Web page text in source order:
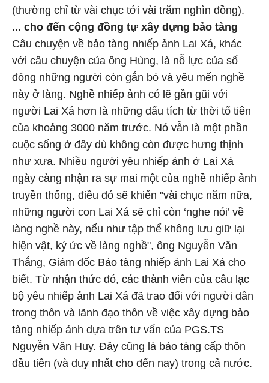
(thường chỉ từ vài chục tới vài trăm nghìn đồng).
... cho đến cộng đồng tự xây dựng bảo tàng
Câu chuyện về bảo tàng nhiếp ảnh Lai Xá, khác
với câu chuyện của ông Hùng, là nỗ lực của số
đông những người còn gắn bó và yêu mến nghề
này ở làng. Nghề nhiếp ảnh có lẽ gần gũi với
người Lai Xá hơn là những dấu tích từ thời tổ tiên
của khoảng 3000 năm trước. Nó vẫn là một phần
cuộc sống ở đây dù không còn được hưng thịnh
như xưa. Nhiều người yêu nhiếp ảnh ở Lai Xá
ngày càng nhận ra sự mai một của nghề nhiếp ảnh
truyền thống, điều đó sẽ khiến "vài chục năm nữa,
những người con Lai Xá sẽ chỉ còn ‘nghe nói’ về
làng nghề này, nếu như tập thể không lưu giữ lại
hiện vật, ký ức về làng nghề", ông Nguyễn Văn
Thắng, Giám đốc Bảo tàng nhiếp ảnh Lai Xá cho
biết. Từ nhận thức đó, các thành viên của câu lạc
bộ yêu nhiếp ảnh Lai Xá đã trao đổi với người dân
trong thôn và lãnh đạo thôn về việc xây dựng bảo
tàng nhiếp ảnh dựa trên tư vấn của PGS.TS
Nguyễn Văn Huy. Đây cũng là bảo tàng cấp thôn
đầu tiên (và duy nhất cho đến nay) trong cả nước.